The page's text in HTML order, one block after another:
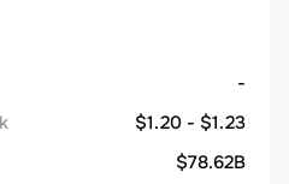
-
$1.20 - $1.23
$78.62B